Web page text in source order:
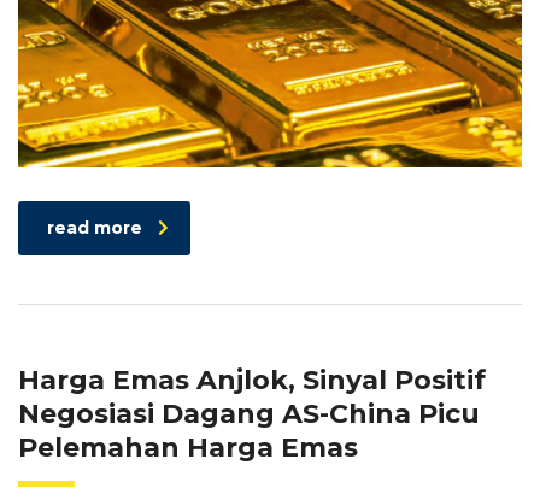
read more
Harga Emas Anjlok, Sinyal Positif
Negosiasi Dagang AS-China Picu
Pelemahan Harga Emas